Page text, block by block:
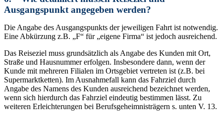
Ausgangspunkt angegeben werden?
Die Angabe des Ausgangspunkts der jeweiligen Fahrt ist notwendig.
Eine Abkürzung z.B. „F“ für „eigene Firma“ ist jedoch ausreichend.
Das Reiseziel muss grundsätzlich als Angabe des Kunden mit Ort,
Straße und Hausnummer erfolgen. Insbesondere dann, wenn der
Kunde mit mehreren Filialen im Ortsgebiet vertreten ist (z.B. bei
Supermarktketten). Im Ausnahmefall kann das Fahrziel durch
Angabe des Namens des Kunden ausreichend bezeichnet werden,
wenn sich hierdurch das Fahrziel eindeutig bestimmen lässt. Zu
weiteren Erleichterungen bei Berufsgeheimnisträgern s. unten V. 13.